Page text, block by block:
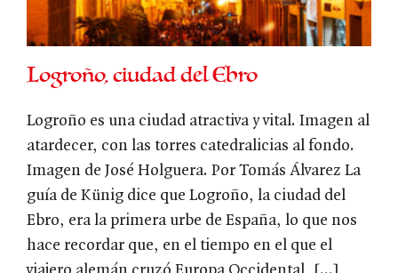
Logroño, ciudad del Ebro
Logroño es una ciudad atractiva y vital. Imagen al
atardecer, con las torres catedralicias al fondo.
Imagen de José Holguera. Por Tomás Álvarez La
guía de Künig dice que Logroño, la ciudad del
Ebro, era la primera urbe de España, lo que nos
hace recordar que, en el tiempo en el que el